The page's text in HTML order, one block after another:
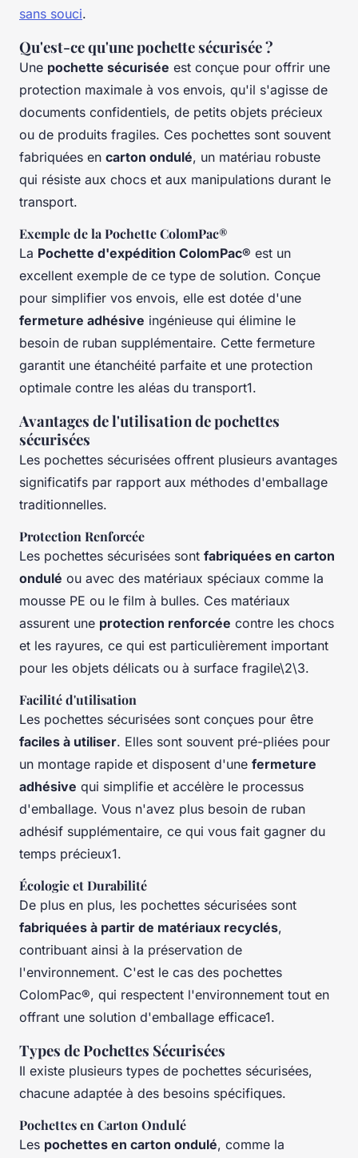
sans souci.
Qu'est-ce qu'une pochette sécurisée ?
Une pochette sécurisée est conçue pour offrir une
protection maximale à vos envois, qu'il s'agisse de
documents confidentiels, de petits objets précieux
ou de produits fragiles. Ces pochettes sont souvent
fabriquées en carton ondulé, un matériau robuste
qui résiste aux chocs et aux manipulations durant le
transport.
Exemple de la Pochette ColomPac®
La Pochette d'expédition ColomPac® est un
excellent exemple de ce type de solution. Conçue
pour simplifier vos envois, elle est dotée d'une
fermeture adhésive ingénieuse qui élimine le
besoin de ruban supplémentaire. Cette fermeture
garantit une étanchéité parfaite et une protection
optimale contre les aléas du transport1.
Avantages de l'utilisation de pochettes
sécurisées
Les pochettes sécurisées offrent plusieurs avantages
significatifs par rapport aux méthodes d'emballage
traditionnelles.
Protection Renforcée
Les pochettes sécurisées sont fabriquées en carton
ondulé ou avec des matériaux spéciaux comme la
mousse PE ou le film à bulles. Ces matériaux
assurent une protection renforcée contre les chocs
et les rayures, ce qui est particulièrement important
pour les objets délicats ou à surface fragile\2\3.
Facilité d'utilisation
Les pochettes sécurisées sont conçues pour être
faciles à utiliser. Elles sont souvent pré-pliées pour
un montage rapide et disposent d'une fermeture
adhésive qui simplifie et accélère le processus
d'emballage. Vous n'avez plus besoin de ruban
adhésif supplémentaire, ce qui vous fait gagner du
temps précieux1.
Écologie et Durabilité
De plus en plus, les pochettes sécurisées sont
fabriquées à partir de matériaux recyclés,
contribuant ainsi à la préservation de
l'environnement. C'est le cas des pochettes
ColomPac®, qui respectent l'environnement tout en
offrant une solution d'emballage efficace1.
Types de Pochettes Sécurisées
Il existe plusieurs types de pochettes sécurisées,
chacune adaptée à des besoins spécifiques.
Pochettes en Carton Ondulé
Les pochettes en carton ondulé, comme la